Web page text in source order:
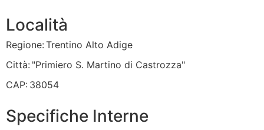
Località
Regione: Trentino Alto Adige
Città: "Primiero S. Martino di Castrozza"
CAP: 38054
Specifiche Interne